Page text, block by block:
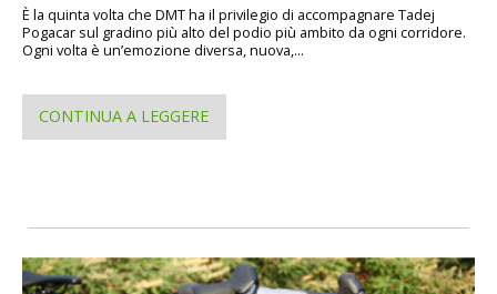
È la quinta volta che DMT ha il privilegio di accompagnare Tadej
Pogacar sul gradino più alto del podio più ambito da ogni corridore.
Ogni volta è un’emozione diversa, nuova,...
CONTINUA A LEGGERE